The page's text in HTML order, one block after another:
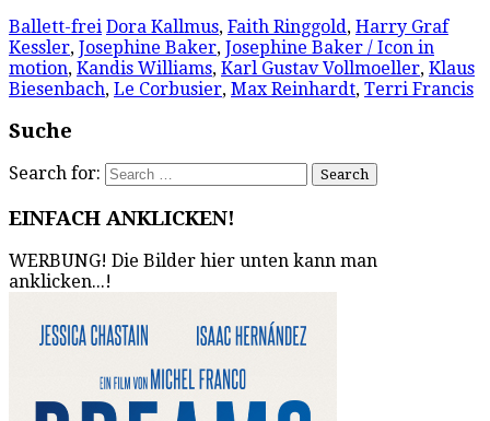
Ballett-frei Dora Kallmus, Faith Ringgold, Harry Graf
Kessler, Josephine Baker, Josephine Baker / Icon in
motion, Kandis Williams, Karl Gustav Vollmoeller, Klaus
Biesenbach, Le Corbusier, Max Reinhardt, Terri Francis
Suche
Search for:
EINFACH ANKLICKEN!
WERBUNG! Die Bilder hier unten kann man
anklicken...!